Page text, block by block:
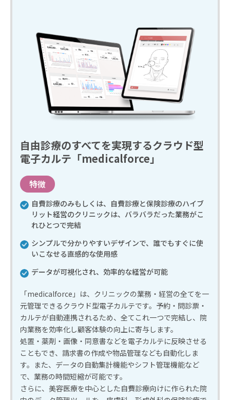
自由診療のすべてを実現するクラウド型
電子カルテ「medicalforce」
特徴
自費診療のみもしくは、自費診療と保険診療のハイブ
リット経営のクリニックは、バラバラだった業務がこ
れひとつで完結
シンプルで分かりやすいデザインで、誰でもすぐに使
いこなせる直感的な使用感
データが可視化され、効率的な経営が可能
「medicalforce」は、クリニックの業務・経営の全てを一
元管理できるクラウド型電子カルテです。予約・問診票・
カルテが自動連携されるため、全てこれ一つで完結し、院
内業務を効率化し顧客体験の向上に寄与します。
処置・薬剤・画像・同意書などを電子カルテに反映させる
こともでき、請求書の作成や物品管理なども自動化しま
す。また、データの自動集計機能やシフト管理機能など
で、業務の時間短縮が可能です。
さらに、美容医療を中心とした自費診療向けに作られた院